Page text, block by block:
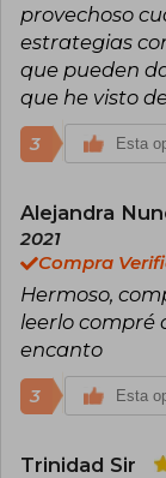
provechoso
estrategias
que pueden
que he visto
3 Esta
Alejandra
2021
Compra
Hermoso,
leerlo compré
encanto
3 Esta
Trinidad Sir